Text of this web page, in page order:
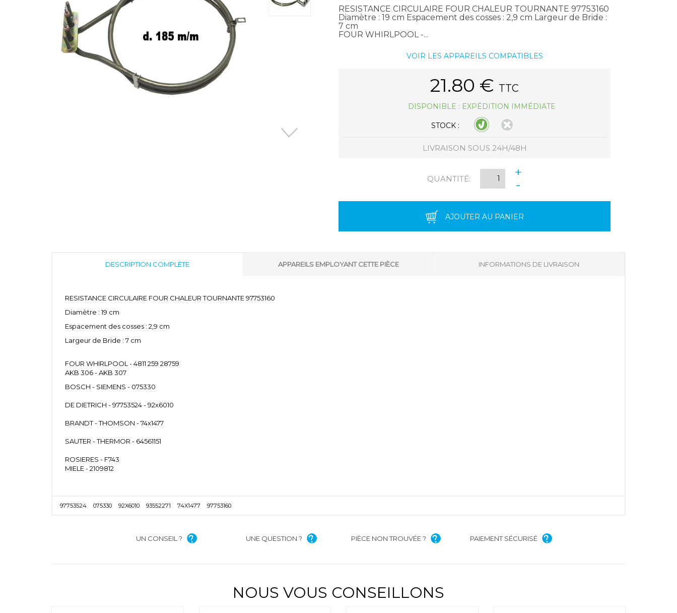
RESISTANCE CIRCULAIRE FOUR CHALEUR TOURNANTE 97753160
Diamètre : 19 cm Espacement des cosses : 2,9 cm Largeur de Bride :
7 cm
FOUR WHIRLPOOL -...
VOIR LES APPAREILS COMPATIBLES
21.80 € TTC
STOCK :
DISPONIBLE : EXPÉDITION IMMÉDIATE
LIVRAISON SOUS 24H/48H
QUANTITÉ:
+
-
AJOUTER AU PANIER
DESCRIPTION COMPLÈTE APPAREILS EMPLOYANT CETTE PIÈCE INFORMATIONS DE LIVRAISON
RESISTANCE CIRCULAIRE FOUR CHALEUR TOURNANTE 97753160
Diamètre : 19 cm
Espacement des cosses : 2,9 cm
Largeur de Bride : 7 cm
FOUR WHIRLPOOL - 4811 259 28759
AKB 306 - AKB 307
BOSCH - SIEMENS - 075330
DE DIETRICH - 97753524 - 92x6010
BRANDT - THOMSON - 74x1477
SAUTER - THERMOR - 64561151
ROSIERES - F743
MIELE - 2109812
97753524 075330 92X6010 93552271 74X1477 97753160
UN CONSEIL ? UNE QUESTION ? PIÈCE NON TROUVÉE ? PAIEMENT SÉCURISÉ
NOUS VOUS CONSEILLONS